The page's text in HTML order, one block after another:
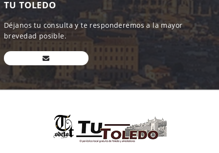
TU TOLEDO
Déjanos tu consulta y te responderemos a la mayor
brevedad posible.